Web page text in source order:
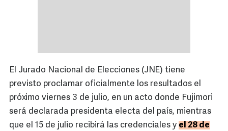
El Jurado Nacional de Elecciones (JNE) tiene
previsto proclamar oficialmente los resultados el
próximo viernes 3 de julio, en un acto donde Fujimori
será declarada presidenta electa del país, mientras
que el 15 de julio recibirá las credenciales y el 28 de